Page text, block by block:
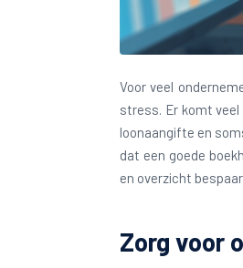
Voor veel
stress. Er komt
loonaangifte en
dat een goede
en overzicht
Zorg voor